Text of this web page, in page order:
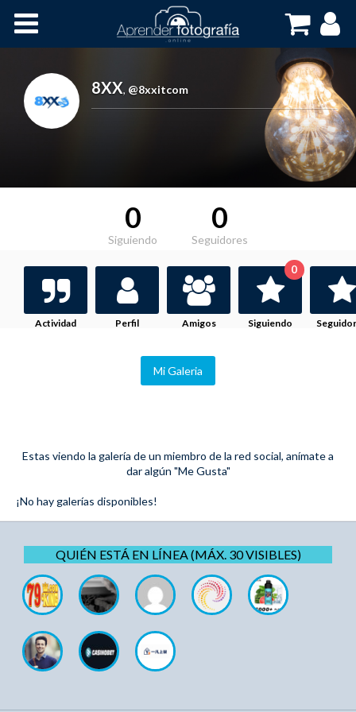
Cursos OnLine
8XX, @8xxitcom
0
Siguiendo
0
Seguidores
Actividad Perfil Amigos Siguiendo
0
Mi Galeria
Estas viendo la galería de un miembro de la red social, anímate a
dar algún "Me Gusta"
¡No hay galerías disponibles!
QUIÉN ESTÁ EN LÍNEA (MÁX. 30 VISIBLES)